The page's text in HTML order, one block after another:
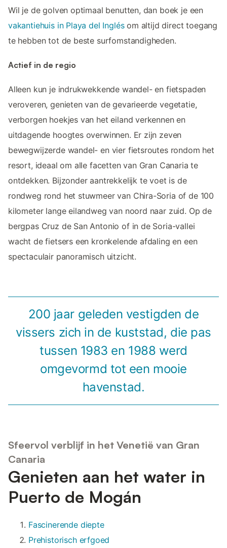
Wil je de golven optimaal benutten, dan boek je een
vakantiehuis in Playa del Inglésom altijd direct toegang
te hebben tot de beste surfomstandigheden.
Actief in de regio
Alleen kun je indrukwekkende wandel- en fietspaden
veroveren, genieten van de gevarieerde vegetatie,
verborgen hoekjes van het eiland verkennen en
uitdagende hoogtes overwinnen. Er zijn zeven
bewegwijzerde wandel- en vier fietsroutes rondom het
resort, ideaal om alle facetten van Gran Canaria te
ontdekken. Bijzonder aantrekkelijk te voet is de
rondweg rond het stuwmeer van Chira-Soria of de 100
kilometer lange eilandweg van noord naar zuid. Op de
bergpas Cruz de San Antonio of in de Soria-vallei
wacht de fietsers een kronkelende afdaling en een
spectaculair panoramisch uitzicht.
200 jaar geleden vestigden de
vissers zich in de kuststad, die pas
tussen 1983 en 1988 werd
omgevormd tot een mooie
havenstad.
Sfeervol verblijf in het Venetië van Gran
Canaria
Genieten aan het water in
Puerto de Mogán
Fascinerende diepte
Prehistorisch erfgoed